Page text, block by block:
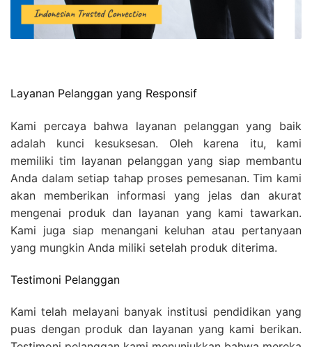
Layanan Pelanggan yang Responsif
Kami percaya bahwa layanan pelanggan yang baik
adalah kunci kesuksesan. Oleh karena itu, kami
memiliki tim layanan pelanggan yang siap membantu
Anda dalam setiap tahap proses pemesanan. Tim kami
akan memberikan informasi yang jelas dan akurat
mengenai produk dan layanan yang kami tawarkan.
Kami juga siap menangani keluhan atau pertanyaan
yang mungkin Anda miliki setelah produk diterima.
Testimoni Pelanggan
Kami telah melayani banyak institusi pendidikan yang
puas dengan produk dan layanan yang kami berikan.